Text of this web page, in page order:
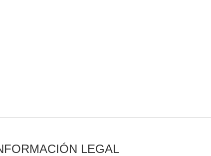
LEGAL